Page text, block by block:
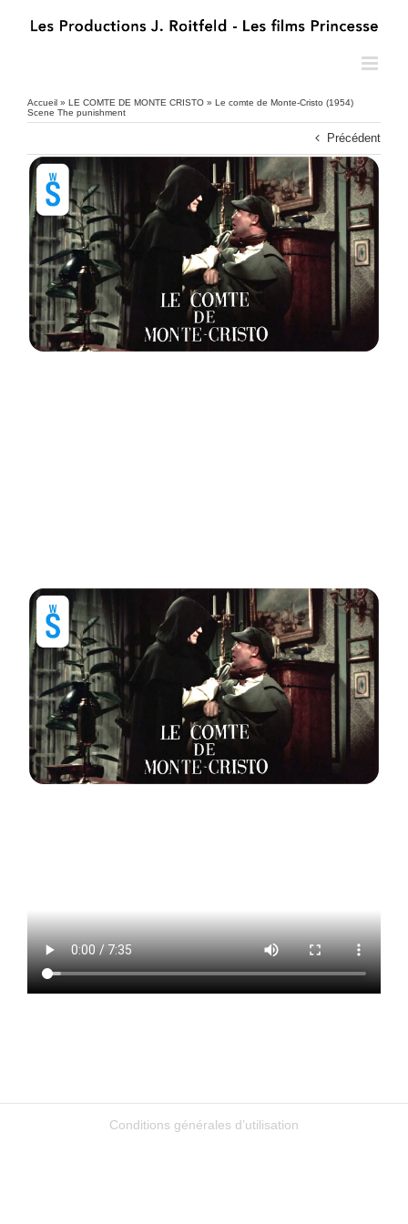
Accueil » LE COMTE DE MONTE CRISTO » Le comte de Monte-Cristo (1954)
Scene The punishment
Précédent
Voir
l'image
agrandie
Conditions générales d’utilisation